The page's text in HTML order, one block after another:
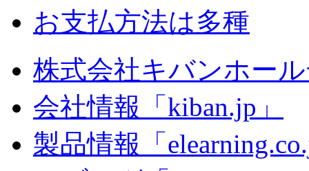
お支払方法は多種
株式会社キバンホー
会社情報「kiban.jp」
製品情報「